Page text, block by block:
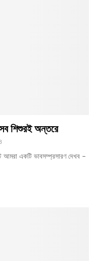
শিশুরই অন্তরে
একটি ভাবসম্প্রসারণ দেখব –